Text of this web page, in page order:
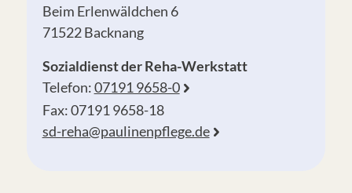
Beim Erlenwäldchen 6
71522 Backnang
Sozialdienst der Reha-Werkstatt
Telefon:07191 9658-0
Fax: 07191 9658-18
sd-reha@paulinenpflege.de